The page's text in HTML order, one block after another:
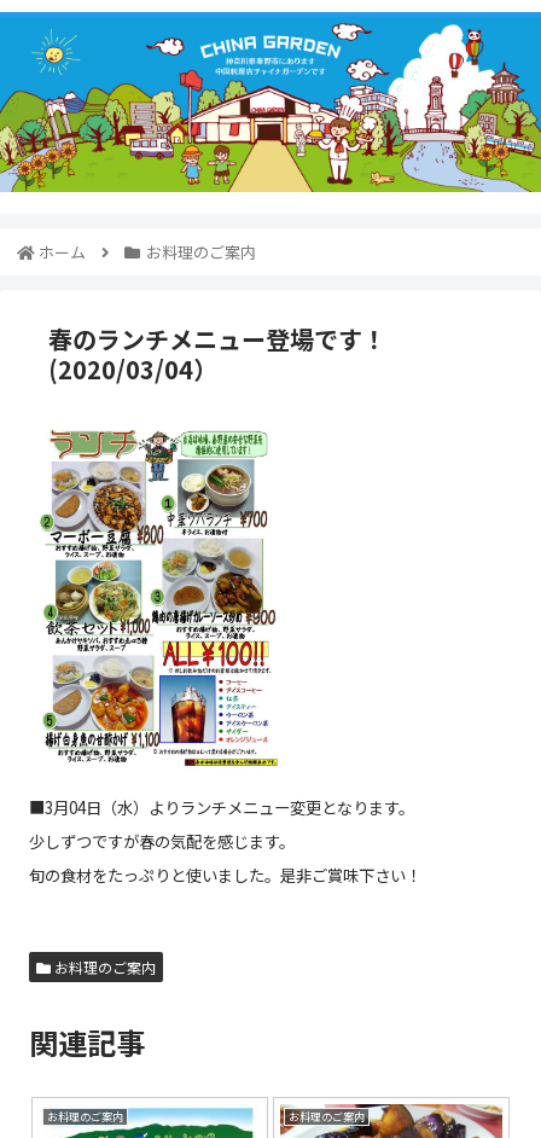
ホーム お料理のご案内
春のランチメニュー登場です！
(2020/03/04）
■3月04日（水）よりランチメニュー変更となります。
少しずつですが春の気配を感じます。
旬の食材をたっぷりと使いました。是非ご賞味下さい！
お料理のご案内
関連記事
お料理のご案内 お料理のご案内